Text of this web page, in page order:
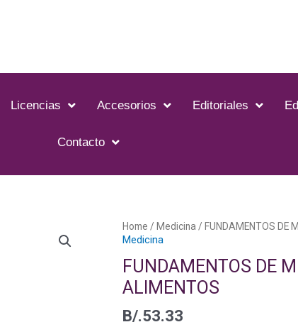
Licencias Accesorios Editoriales
Contacto
Home / Medicina / FUNDAMENTOS DE
Medicina
FUNDAMENTOS DE
ALIMENTOS
B/.53.33